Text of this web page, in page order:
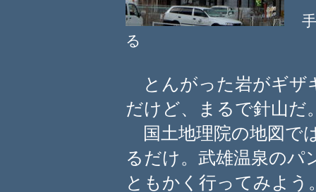
る
とんがった岩がギザ
だけど、まるで針山だ
国土地理院の地図で
るだけ。武雄温泉のパ
ともかく行ってみよう